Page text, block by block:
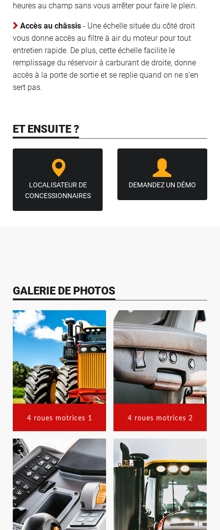
heures au champ sans vous arrêter pour faire le plein.
Accès au châssis- Une échelle située du côté droit
vous donne accès au filtre à air du moteur pour tout
entretien rapide. De plus, cette échelle facilite le
remplissage du réservoir à carburant de droite, donne
accès à la porte de sortie et se replie quand on ne s’en
sert pas.
ET ENSUITE ?
LOCALISATEUR DE
CONCESSIONNAIRES
DEMANDEZ UN DÉMO
GALERIE DE PHOTOS
4 roues motrices 1 4 roues motrices 2